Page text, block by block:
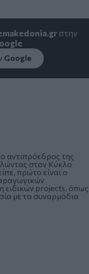
στην
Google
αντιπρόεδρος της
στον Κύκλο
πρώτο είναι ο
ειδικών projects, όπως
με τα συναρμόδια